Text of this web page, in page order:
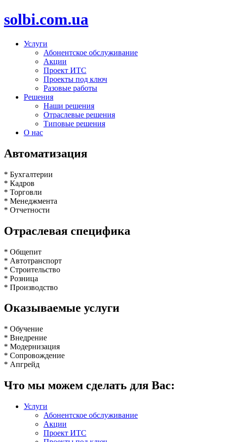
solbi.com.ua
Услуги
Абонентское обслуживание
Акции
Проект ИТС
Проекты под ключ
Разовые работы
Решения
Наши решения
Отраслевые решения
Типовые решения
О нас
Автоматизация
* Бухгалтерии
* Кадров
* Торговли
* Менеджмента
* Отчетности
Отраслевая специфика
* Общепит
* Автотранспорт
* Строительство
* Розница
* Производство
Оказываемые услуги
* Обучение
* Внедрение
* Модернизация
* Сопровождение
* Апгрейд
Что мы можем сделать для Вас:
Услуги
Абонентское обслуживание
Акции
Проект ИТС